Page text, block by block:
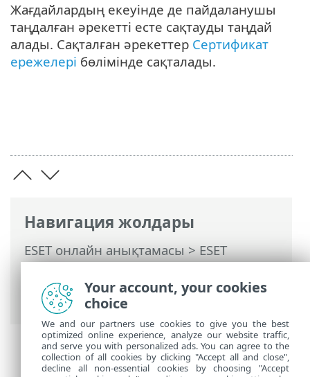
Навигация жолдары
ESET онлайн анықтамасы>ESET
Endpoint Antivirus>Кеңейтілген орнату
Қорғаныстар >SSL/TLS > Шифрланған
желі трафигі
Жағдайлардың екеуінде де пайдаланушы
таңдалған әрекетті есте сақтауды таңдай
алады. Сақталған әрекеттер Сертификат
ережелері бөлімінде сақталады.
Your account, your cookies
choice
We and our partners use cookies to give you the best
optimized online experience, analyze our website traffic,
and serve you with personalized ads. You can agree to the
collection of all cookies by clicking "Accept all and close",
decline all non-essential cookies by choosing "Accept